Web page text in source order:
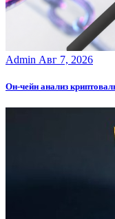
Admin Авг 7, 2026
Он-чейн анализ